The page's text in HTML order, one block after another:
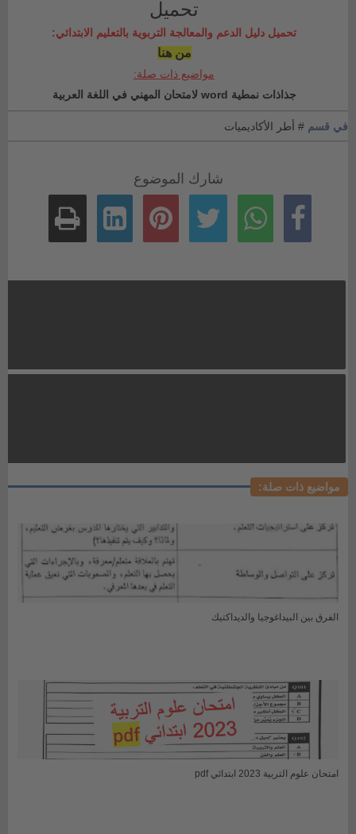
تحميل
تحميل دليل الدعم والمعالجة التربوية بالتعليم الابتدائي:
من هنا
مواضيع ذات صلة:
جذاذات نمطية word لامتحان المهني في اللغة العربية
في قسم # أطر الأكاديميات
شارك الموضوع
مواضيع ذات صلة:
الفرق بين البيداغوجيا والديداكتيك
امتحان علوم التربية 2023 ابتدائي pdf